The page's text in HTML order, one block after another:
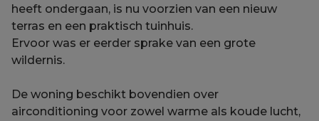
heeft ondergaan, is nu voorzien van een nieuw
terras en een praktisch tuinhuis.
Ervoor was er eerder sprake van een grote
wildernis.
De woning beschikt bovendien over
airconditioning voor zowel warme als koude lucht,